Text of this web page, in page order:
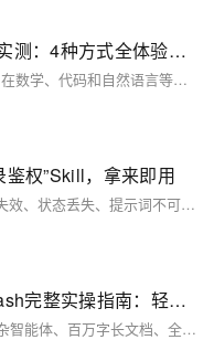
零门槛部署 DeepSeek 模型方案实测：4种方式全体验与避坑指南
DeepSeek-R1 作为当前热门的推理模型，在数学、代码和自然语言等复杂任务上表现出色。阿里云推出的"零门槛、轻松部署您的专属 DeepSeek 模型"解决方案，提供了 4 种不同维度的使用方式：百炼 API 调用、函数计算 Serverless 部署、容器服务集群部署和 GPU 云服务器手动部署。本文从实际体验出发，逐一走通 4 条路径，记录部署过程中的踩坑经历、文档准确性和成本分析，最终给出不同场景下的最佳选择推荐。
权”Skill，拿来即用
本文直击AI Agent落地痛点——登录鉴权失效、状态丢失、提示词不可靠。提出以“Skill”替代传统提示词工程：将动态认证逻辑（如Token获取/刷新/存储）封装为可复用、带状态管理的代码模块，实现跨会话稳定调用。实战拆解Skill四要素，揭示其如何让AI“一次登录，全程无忧”。
阿里云百炼通义千问Qwen3.6-Flash完整实操指南：轻量化旗舰功能特性、落地优势与分层优惠订阅方案详解
当前AI应用落地场景分化愈发明显，除复杂智能体、百万字长文档、全栈大型工程开发等高门槛业务外，大量企业存在高频轻量问答、实时客服对话、短文本批量生成、简单数据提取、前端实时交互等标准化轻量化需求。这类场景单日调用频次可达数万乃至数十万次，对接口响应延迟、单轮调用成本、并发承载能力有极高要求，若选用高规格旗舰模型会造成算力预算严重浪费，而普通基础轻量化模型又存在逻辑推理弱、工具调用不稳定、短文本输出质量差等短板。